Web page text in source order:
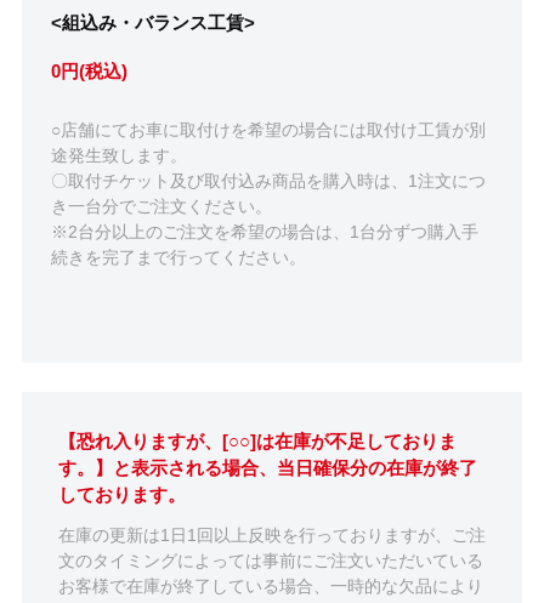
<組込み・バランス工賃>
0円(税込)
○店舗にてお車に取付けを希望の場合には取付け工賃が別
途発生致します。
〇取付チケット及び取付込み商品を購入時は、1注文につ
き一台分でご注文ください。
※2台分以上のご注文を希望の場合は、1台分ずつ購入手
続きを完了まで行ってください。
【恐れ入りますが、[○○]は在庫が不足しておりま
す。】と表示される場合、当日確保分の在庫が終了
しております。
在庫の更新は1日1回以上反映を行っておりますが、ご注
文のタイミングによっては事前にご注文いただいている
お客様で在庫が終了している場合、一時的な欠品により